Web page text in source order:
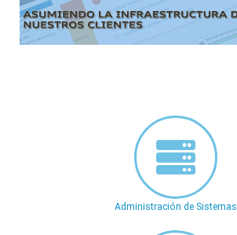
Administración de Sistemas